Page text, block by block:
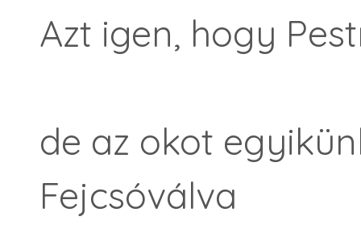
Azt igen, hogy
de az okot
Fejcsóválva